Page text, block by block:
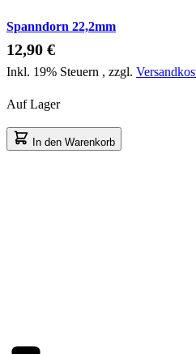
Spanndorn 22,2mm
12,90 €
Inkl. 19% Steuern , zzgl.
Auf Lager
In den Warenkorb